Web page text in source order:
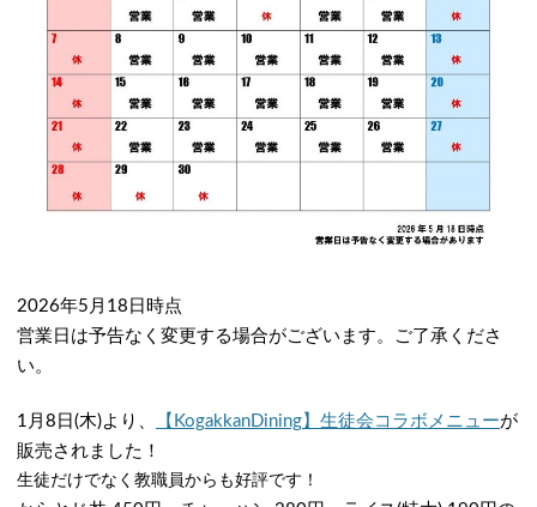
2026年5月18日時点
営業日は予告なく変更する場合がございます。ご了承くださ
い。
1月8日(木)より、 【KogakkanDining】生徒会コラボメニューが
販売されました！
生徒だけでなく教職員からも好評です！